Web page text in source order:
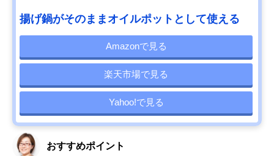
揚げ鍋がそのままオイルポットとして使える
Amazonで見る
楽天市場で見る
Yahoo!で見る
おすすめポイント